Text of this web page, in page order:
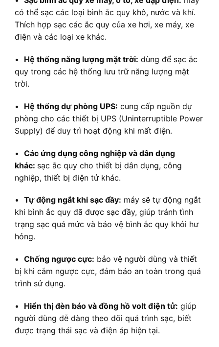
có thể sạc các loại bình ắc quy khô, nước và khí.
Thích hợp sạc các ắc quy của xe hơi, xe máy, xe
điện và các loại xe khác.
• Hệ thống năng lượng mặt trời: dùng để sạc ắc
quy trong các hệ thống lưu trữ năng lượng mặt
trời.
• Hệ thống dự phòng UPS: cung cấp nguồn dự
phòng cho các thiết bị UPS (Uninterruptible Power
Supply) để duy trì hoạt động khi mất điện.
• Các ứng dụng công nghiệp và dân dụng
khác: sạc ắc quy cho thiết bị dân dụng, công
nghiệp, thiết bị điện tử khác.
• Tự động ngắt khi sạc đầy: máy sẽ tự động ngắt
khi bình ắc quy đã được sạc đầy, giúp tránh tình
trạng sạc quá mức và bảo vệ bình ắc quy khỏi hư
hỏng.
• Chống ngược cực: bảo vệ người dùng và thiết
bị khi cắm ngược cực, đảm bảo an toàn trong quá
trình sử dụng.
• Hiển thị đèn báo và đồng hồ volt điện tử: giúp
người dùng dễ dàng theo dõi quá trình sạc, biết
được trạng thái sạc và điện áp hiện tại.